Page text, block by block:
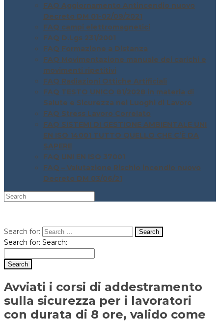
FAQ Aggiornamento Antincendio nuovo
Decreto DM 01-02/09/2021
FAQ campi elettromagnetici
FAQ D.Lgs 231/2001
FAQ Formazione a Distanza
FAQ Movimentazione manuale dei carichi e
movimenti ripetitivi
FAQ Radiazioni Ottiche Artificiali
FAQ TESTO UNICO 81/2028 in materia di
Salute e Sicurezza nei Luoghi di Lavoro
FAQ Stress Lavoro Correlato
FAQ SISTEMI DI GESTIONE AMBIENTALE UNI
EN ISO 14001 TUTTO QUELLO CHE C’È DA
SAPERE
FAQ UNI EN ISO 37001
FAQ – Valutazione Rischio incendio nuovo
Decreto DM 03/06/21
Search for:
Search for: Search:
Avviati i corsi di addestramento
sulla sicurezza per i lavoratori
con durata di 8 ore, valido come